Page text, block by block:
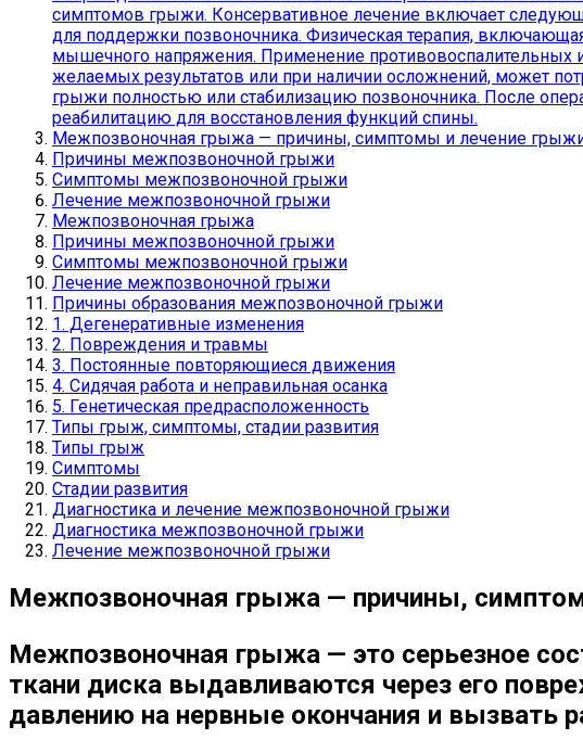
симптомов грыжи. Консервативное лечение включает
для поддержки позвоночника. Физическая терапия,
мышечного напряжения. Применение противовоспалительных
желаемых результатов или при наличии осложнений, может
грыжи полностью или стабилизацию позвоночника. После
реабилитацию для восстановления функций спины.
Межпозвоночная грыжа — причины, симптомы и лечение
Причины межпозвоночной грыжи
Симптомы межпозвоночной грыжи
Лечение межпозвоночной грыжи
Межпозвоночная грыжа
Причины межпозвоночной грыжи
Симптомы межпозвоночной грыжи
Лечение межпозвоночной грыжи
Причины образования межпозвоночной грыжи
1. Дегенеративные изменения
2. Повреждения и травмы
3. Постоянные повторяющиеся движения
4. Сидячая работа и неправильная осанка
5. Генетическая предрасположенность
Типы грыж, симптомы, стадии развития
Типы грыж
Симптомы
Стадии развития
Диагностика и лечение межпозвоночной грыжи
Диагностика межпозвоночной грыжи
Лечение межпозвоночной грыжи
Межпозвоночная грыжа — причины,
Межпозвоночная грыжа — это серьезное
ткани диска выдавливаются через его
давлению на нервные окончания и вызвать